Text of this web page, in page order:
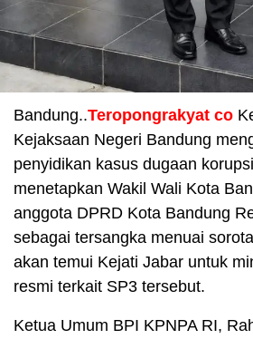
Bandung..Teropongrakyat co
Kejaksaan Negeri Bandung
penyidikan kasus dugaan
menetapkan Wakil Wali Kota
anggota DPRD Kota Bandung
sebagai tersangka menuai
akan temui Kejati Jabar untuk
resmi terkait SP3 tersebut.
Ketua Umum BPI KPNPA RI,